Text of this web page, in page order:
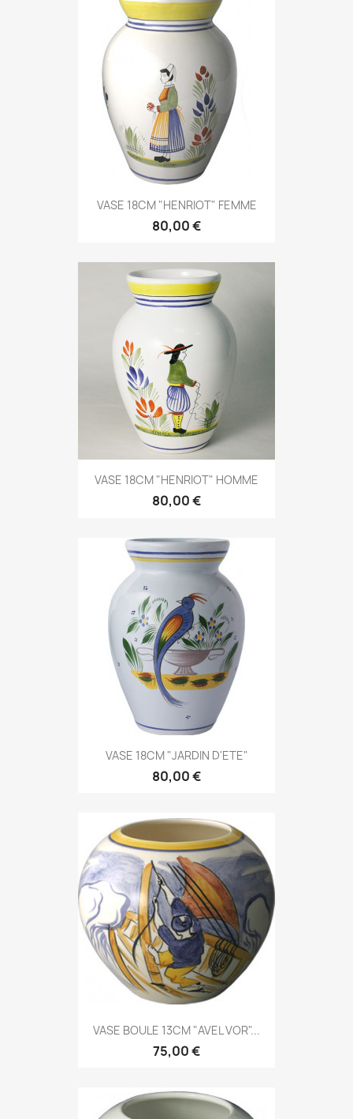
VASE 18CM "HENRIOT" FEMME
80,00 €
VASE 18CM "HENRIOT" HOMME
80,00 €
VASE 18CM "JARDIN D'ETE"
80,00 €
VASE BOULE 13CM "AVEL VOR"...
75,00 €